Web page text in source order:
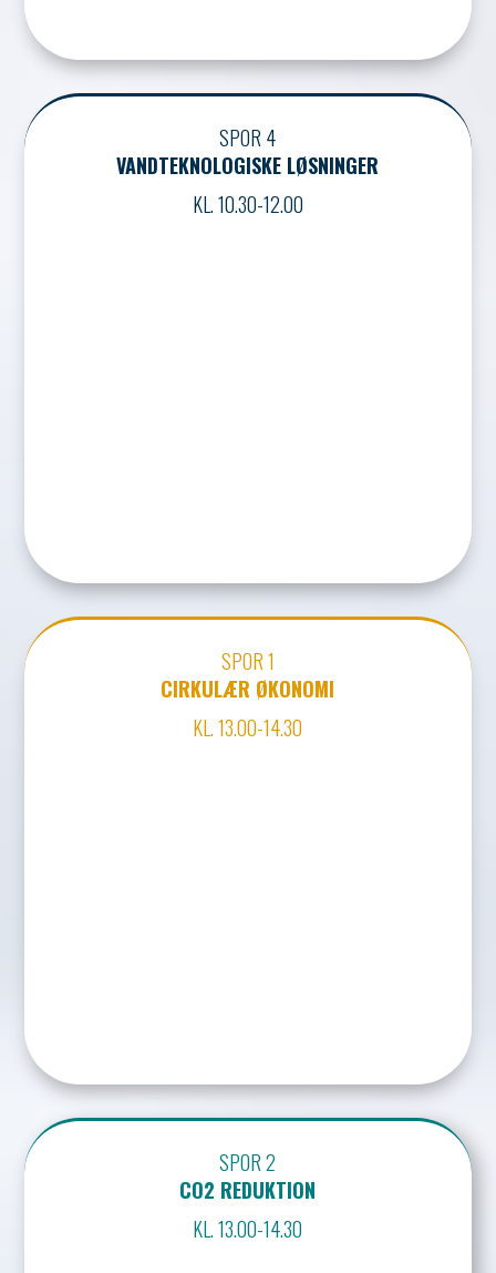
SPOR 4
VANDTEKNOLOGISKE LØSNINGER
KL. 10.30-12.00
SPOR 1
CIRKULÆR ØKONOMI
KL. 13.00-14.30
SPOR 2
CO2 REDUKTION
KL. 13.00-14.30